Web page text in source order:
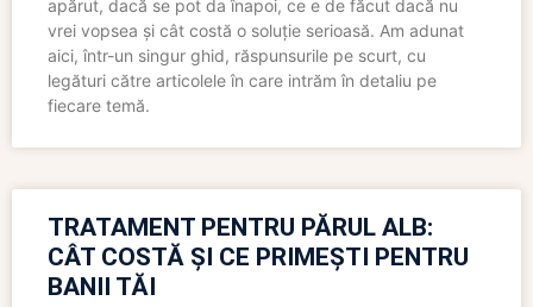
apărut, dacă se pot da înapoi, ce e de făcut dacă nu
vrei vopsea și cât costă o soluție serioasă. Am adunat
aici, într-un singur ghid, răspunsurile pe scurt, cu
legături către articolele în care intrăm în detaliu pe
fiecare temă.
TRATAMENT PENTRU PĂRUL ALB:
CÂT COSTĂ ȘI CE PRIMEȘTI PENTRU
BANII TĂI